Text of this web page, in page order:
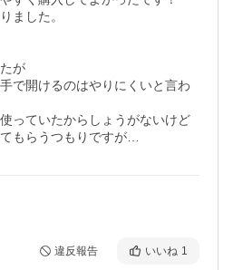
ました。
が
で開けるのはやりにくいと言わ
っていたからしょうがないけど
違反報告 いいね 1